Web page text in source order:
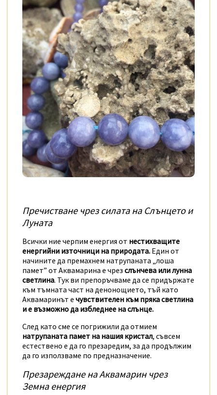
Пречистване чрез силата на Слънцето и
Луната
Всички ние черпим енергия от нестихващите
енергийни източници на природата. Един от
начините да премахнем натрупаната „лоша
памет” от Аквамарина е чрез слънчева или лунна
светлина. Тук ви препоръчваме да се придържате
към тъмната част на денонощието, тъй като
Аквамаринът е чувствителен към пряка светлина
и е възможно да избледнее на слънце.
След като сме се погрижили да отмием
натрупаната памет на нашия кристал, съвсем
естествено е да го презаредим, за да продължим
да го използваме по предназначение.
Презареждане на Аквамарин чрез
Земна енергия